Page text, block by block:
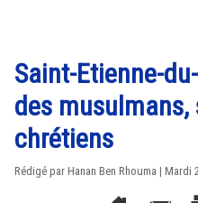
Saint-Etienne-
des
chrétiens
Rédigé par Hanan Ben Rhouma | Mardi